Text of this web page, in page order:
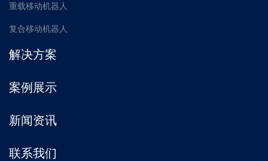
重载移动机器人
复合移动机器人
解决方案
案例展示
新闻资讯
联系我们